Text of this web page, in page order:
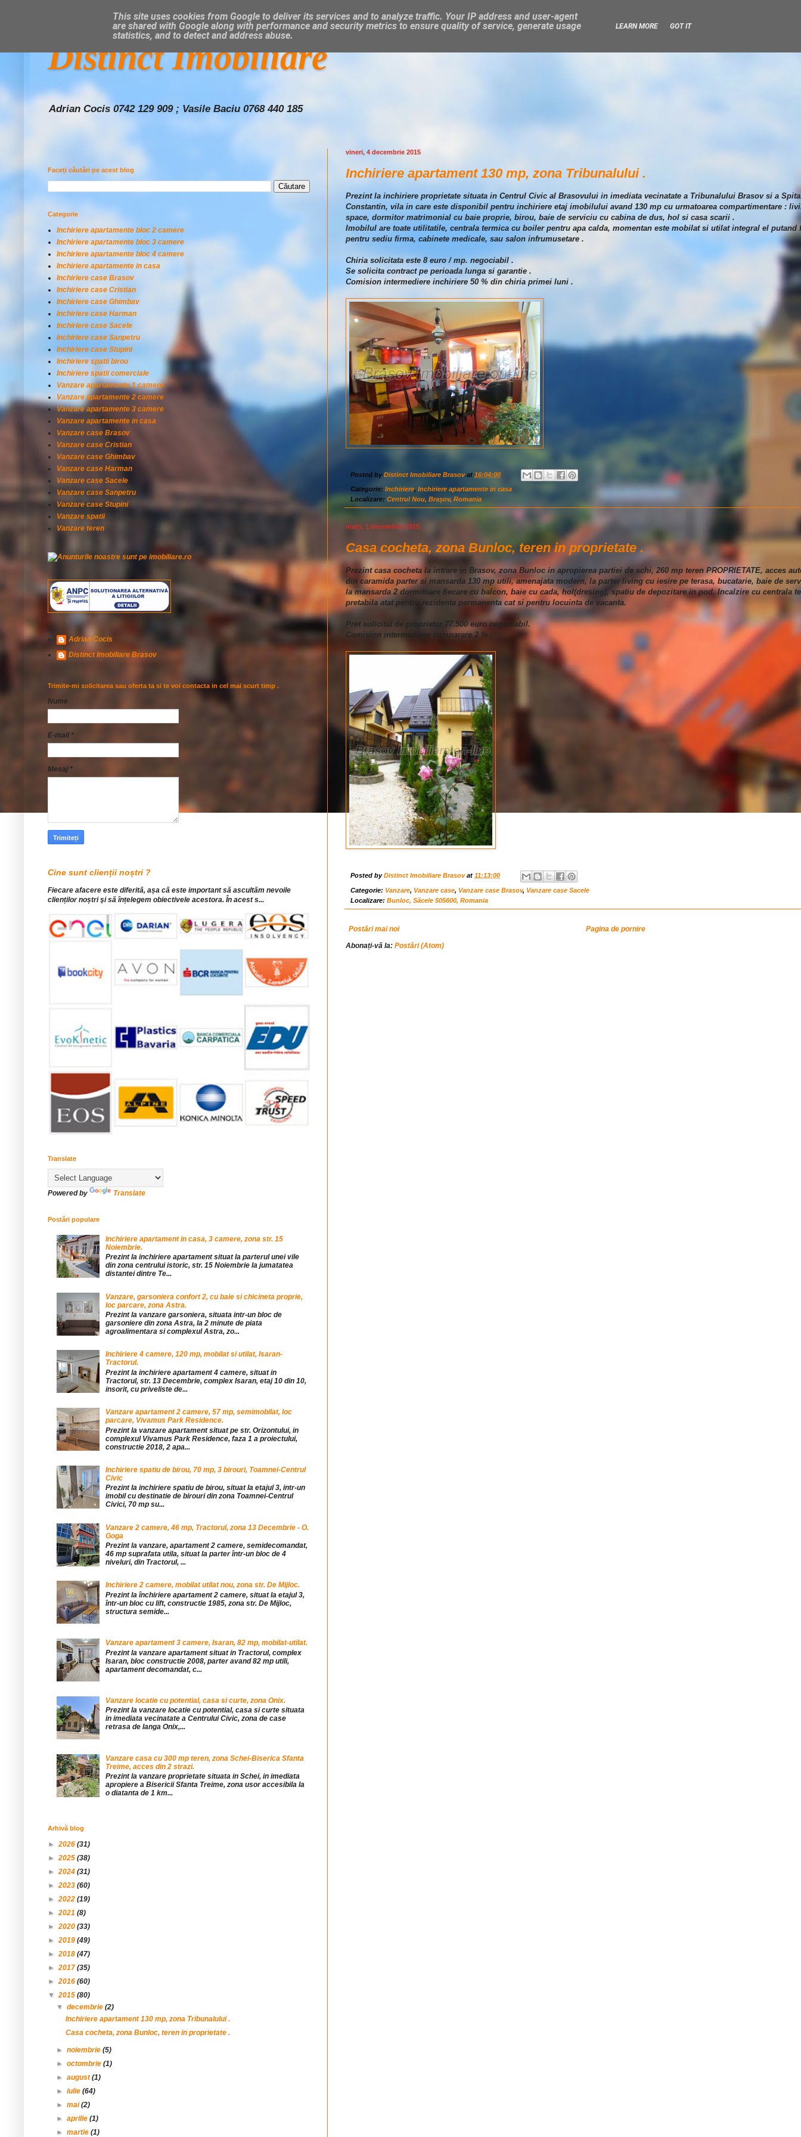
Distinct Imobiliare
Adrian Cocis 0742 129 909 ; Vasile Baciu 0768 440 185
vineri, 4 decembrie 2015
Inchiriere apartament 130 mp, zona Tribunalului .
Prezint la inchiriere proprietate situata in Centrul Civic al Brasovului in imediata vecinatate a Tribunalului Brasov si a
Constantin, vila in care este disponibil pentru inchiriere etaj imobilului avand 130 mp cu urmatoarea compartimentare :
space, dormitor matrimonial cu baie proprie, birou, baie de serviciu cu cabina de dus, hol si casa scarii .
Imobilul are toate utilitatile, centrala termica cu boiler pentru apa calda, momentan este mobilat si utilat integral el
pentru sediu firma, cabinete medicale, sau salon infrumusetare .
Chiria solicitata este 8 euro / mp. negociabil .
Se solicita contract pe perioada lunga si garantie .
Comision intermediere inchiriere 50 % din chiria primei luni .
Posted byDistinct Imobiliare Brasov at 16:04:00
Categorie: Inchiriere, Inchiriere apartamente in casa
Localizare: Centrul Nou, Brașov, Romania
marți, 1 decembrie 2015
Casa cocheta, zona Bunloc, teren in proprietate .
Prezint casa cocheta la intrare in Brasov, zona Bunloc in apropierea partiei de schi, 260 mp teren PROPRIETATE, acces
din caramida parter si mansarda 130 mp utili, amenajata modern, la parter living cu iesire pe terasa, bucatarie, baie de
la mansarda 2 dormitoare fiecare cu balcon, baie cu cada, hol(dresing), spatiu de depozitare in pod. Incalzire cu centrala
pretabila atat pentru rezidenta permanenta cat si pentru locuinta de vacanta.
Pret solicitat de proprietar 77.500 euro negociabil.
Comision intermediere cumparare 2 % .
Posted byDistinct Imobiliare Brasov at 11:13:00
Categorie: Vanzare, Vanzare case, Vanzare case Brasov, Vanzare case Sacele
Localizare: Bunloc, Săcele 505600, Romania
Postări mai noi
Pagina de pornire
Abonați-vă la: Postări (Atom)
Faceți căutări pe acest blog
Categorie
Inchiriere apartamente bloc 2 camere
Inchiriere apartamente bloc 3 camere
Inchiriere apartamente bloc 4 camere
Inchiriere apartamente in casa
Inchiriere case Brasov
Inchiriere case Cristian
Inchiriere case Ghimbav
Inchiriere case Harman
Inchiriere case Sacele
Inchiriere case Sanpetru
Inchiriere case Stupini
Inchiriere spatii birou
Inchiriere spatii comerciale
Vanzare apartamente 1 camere
Vanzare apartamente 2 camere
Vanzare apartamente 3 camere
Vanzare apartamente in casa
Vanzare case Brasov
Vanzare case Cristian
Vanzare case Ghimbav
Vanzare case Harman
Vanzare case Sacele
Vanzare case Sanpetru
Vanzare case Stupini
Vanzare spatii
Vanzare teren
Adrian Cocis
Distinct Imobiliare Brasov
Trimite-mi solicitarea sau oferta ta si te voi contacta in cel mai scurt timp .
Nume
E-mail *
Mesaj *
Cine sunt clienții noștri ?
Fiecare afacere este diferită, așa că este important să ascultăm nevoile
clienților noștri şi să înțelegem obiectivele acestora. În acest s...
Translate
Powered by Translate
Postări populare
Inchiriere apartament in casa, 3 camere, zona str. 15
Noiembrie.
Prezint la inchiriere apartament situat la parterul unei vile
din zona centrului istoric, str. 15 Noiembrie la jumatatea
distantei dintre Te...
Vanzare, garsoniera confort 2, cu baie si chicineta proprie,
loc parcare, zona Astra.
Prezint la vanzare garsoniera, situata intr-un bloc de
garsoniere din zona Astra, la 2 minute de piata
agroalimentara si complexul Astra, zo...
Inchiriere 4 camere, 120 mp, mobilat si utilat, Isaran-
Tractorul.
Prezint la inchiriere apartament 4 camere, situat in
Tractorul, str. 13 Decembrie, complex Isaran, etaj 10 din 10,
insorit, cu priveliste de...
Vanzare apartament 2 camere, 57 mp, semimobilat, loc
parcare, Vivamus Park Residence.
Prezint la vanzare apartament situat pe str. Orizontului, in
complexul Vivamus Park Residence, faza 1 a proiectului,
constructie 2018, 2 apa...
Inchiriere spatiu de birou, 70 mp, 3 birouri, Toamnei-Centrul
Civic
Prezint la inchiriere spatiu de birou, situat la etajul 3, intr-un
imobil cu destinatie de birouri din zona Toamnei-Centrul
Civici, 70 mp su...
Vanzare 2 camere, 46 mp, Tractorul, zona 13 Decembrie - O.
Goga
Prezint la vanzare, apartament 2 camere, semidecomandat,
46 mp suprafata utila, situat la parter într-un bloc de 4
niveluri, din Tractorul, ...
Inchiriere 2 camere, mobilat utilat nou, zona str. De Mijloc.
Prezint la închiriere apartament 2 camere, situat la etajul 3,
într-un bloc cu lift, constructie 1985, zona str. De Mijloc,
structura semide...
Vanzare apartament 3 camere, Isaran, 82 mp, mobilat-utilat.
Prezint la vanzare apartament situat in Tractorul, complex
Isaran, bloc constructie 2008, parter avand 82 mp utili,
apartament decomandat, c...
Vanzare locatie cu potential, casa si curte, zona Onix.
Prezint la vanzare locatie cu potential, casa si curte situata
in imediata vecinatate a Centrului Civic, zona de case
retrasa de langa Onix,...
Vanzare casa cu 300 mp teren, zona Schei-Biserica Sfanta
Treime, acces din 2 strazi.
Prezint la vanzare proprietate situata in Schei, in imediata
apropiere a Bisericii Sfanta Treime, zona usor accesibila la
o diatanta de 1 km...
Arhivă blog
►2026 (31)
►2025 (38)
►2024 (31)
►2023 (60)
►2022 (19)
►2021 (8)
►2020 (33)
►2019 (49)
►2018 (47)
►2017 (35)
►2016 (60)
▼2015 (80)
▼decembrie(2)
Inchiriere apartament 130 mp, zona Tribunalului .
Casa cocheta, zona Bunloc, teren in proprietate .
►noiembrie(5)
►octombrie(1)
►august(1)
►iulie(64)
►mai(2)
►aprilie(1)
►martie(1)
This site uses cookies from Google to deliver its services and to analyze traffic. Your IP address and user-agent
are shared with Google along with performance and security metrics to ensure quality of service, generate usage
statistics, and to detect and address abuse.
LEARN MORE GOT IT